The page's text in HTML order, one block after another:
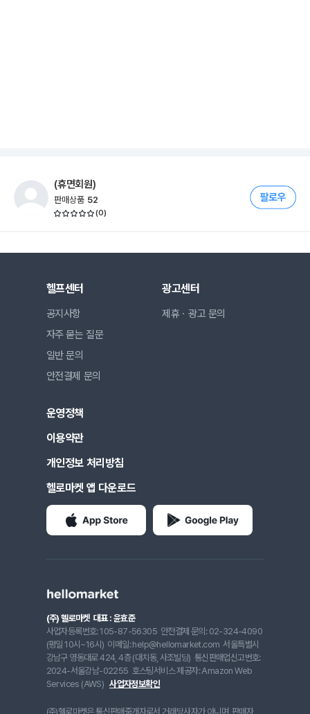
(휴면회원)
판매상품 52
(0)
헬프센터
공지사항
자주 묻는 질문
일반 문의
안전결제 문의
광고센터
제휴ㆍ광고 문의
운영정책
이용약관
개인정보 처리방침
헬로마켓 앱 다운로드
(주) 헬로마켓 대표 : 윤효준
사업자등록번호: 105-87-56305 안전결제 문의: 02-324-4090
(평일 10시~16시) 이메일: help@hellomarket.com 서울특별시
강남구 영동대로 424, 4층 (대치동, 사조빌딩) 통신판매업신고번호:
2024-서울강남-02255 호스팅서비스 제공자: Amazon Web
Services (AWS) 사업자정보확인
(주)헬로마켓은 통신판매중개자로서 거래당사자가 아니며, 판매자